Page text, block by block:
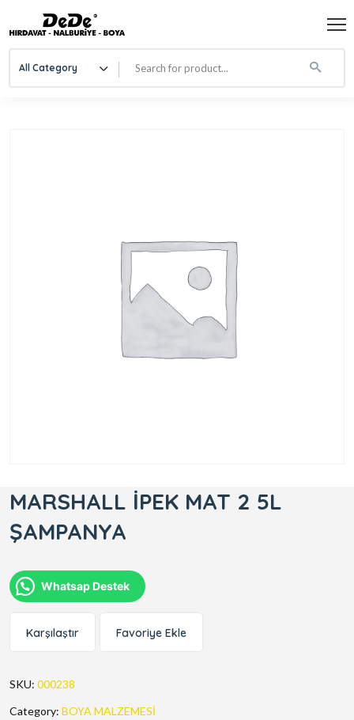
All Category
MARSHALL İPEK MAT 2 5L
ŞAMPANYA
Whatsap Destek
Karşılaştır Favoriye Ekle
SKU: 000238
Category: BOYA MALZEMESİ